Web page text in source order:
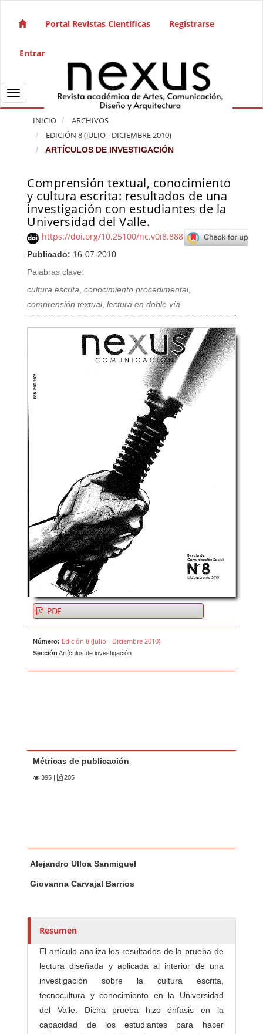
Navegación principal
Barra lateral
Portal Revistas Científicas Registrarse
Entrar
Toggle navigation
INICIO
ARCHIVOS
EDICIÓN 8 (JULIO - DICIEMBRE 2010)
ARTÍCULOS DE INVESTIGACIÓN
Comprensión textual, conocimiento
y cultura escrita: resultados de una
investigación con estudiantes de la
Universidad del Valle.
https://doi.org/10.25100/nc.v0i8.888
Publicado: 16-07-2010
Palabras clave:
cultura escrita,conocimiento procedimental,
comprensión textual,lectura en doble vía
Barra lateral del artículo
PDF
Número: Edición 8 (Julio - Diciembre 2010)
Sección Artículos de investigación
Métricas de publicación
395 | 205
u
t
Alejandro Ulloa Sanmiguel
Giovanna Carvajal Barrios
Resumen
El artículo analiza los resultados de la prueba de
lectura diseñada y aplicada al interior de una
investigación sobre la cultura escrita,
tecnocultura y conocimiento en la Universidad
del Valle. Dicha prueba hizo énfasis en la
capacidad de los estudiantes para hacer